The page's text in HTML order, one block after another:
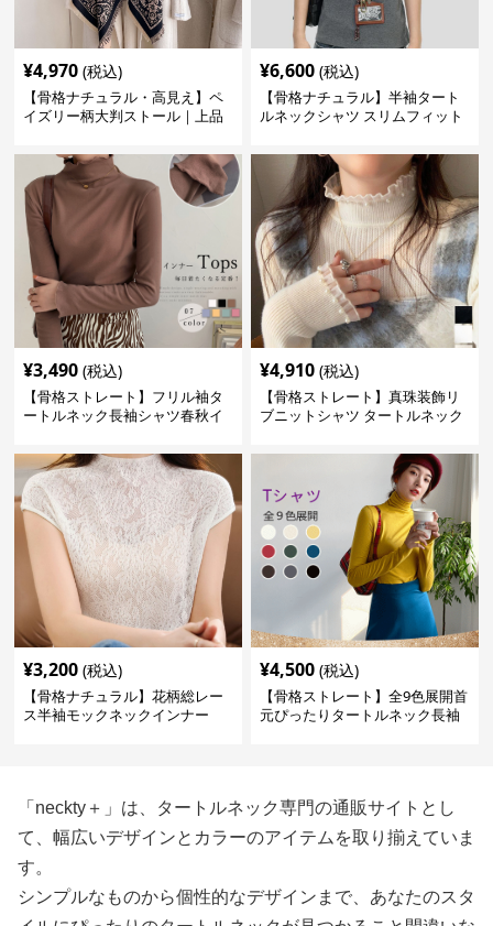
¥4,970 (税込)
【骨格ナチュラル・高見え】ペ
イズリー柄大判ストール｜上品
¥6,600 (税込)
【骨格ナチュラル】半袖タート
ルネックシャツ スリムフィット
¥3,490 (税込)
【骨格ストレート】フリル袖タ
ートルネック長袖シャツ春秋イ
¥4,910 (税込)
【骨格ストレート】真珠装飾リ
ブニットシャツ タートルネック
¥3,200 (税込)
【骨格ナチュラル】花柄総レー
ス半袖モックネックインナー
¥4,500 (税込)
【骨格ストレート】全9色展開首
元ぴったりタートルネック長袖
「neckty＋」は、タートルネック専門の通販サイトとし
て、幅広いデザインとカラーのアイテムを取り揃えていま
す。
シンプルなものから個性的なデザインまで、あなたのスタ